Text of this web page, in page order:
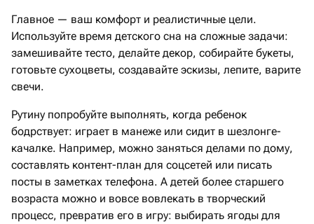
Главное — ваш комфорт и реалистичные цели.
Используйте время детского сна на сложные задачи:
замешивайте тесто, делайте декор, собирайте букеты,
готовьте сухоцветы, создавайте эскизы, лепите, варите
свечи.
Рутину попробуйте выполнять, когда ребенок
бодрствует: играет в манеже или сидит в шезлонге-
качалке. Например, можно заняться делами по дому,
составлять контент-план для соцсетей или писать
посты в заметках телефона. А детей более старшего
возраста можно и вовсе вовлекать в творческий
процесс, превратив его в игру: выбирать ягоды для